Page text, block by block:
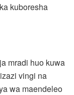
kuboresha
mradi huo kuwa
vingi na
wa maendeleo